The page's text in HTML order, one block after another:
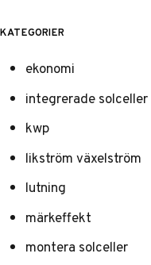
KATEGORIER
ekonomi
integrerade solceller
kwp
likström växelström
lutning
märkeffekt
montera solceller